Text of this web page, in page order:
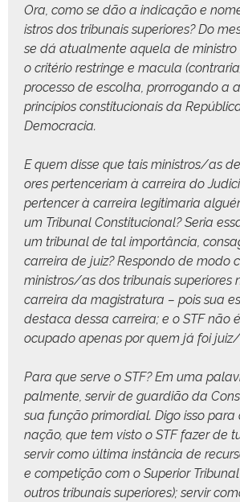
Ora, como se dão a indi­cação e
istros dos tri­bunais supe­ri­ores? Do
se dá atual­mente aque­la de min­istro
o critério restringe e mac­u­la
proces­so de escol­ha, pror­ro­gan­do a
princí­pios con­sti­tu­cionais da
Democracia.
E quem disse que tais ministros/as
ores per­tence­ri­am à car­reira do
per­tencer à car­reira legit­i­maria
um Tri­bunal Con­sti­tu­cional? Seria
um tri­bunal de tal importân­cia,
car­reira de juiz? Respon­do de modo
ministros/as dos tri­bunais supe­ri­ores
car­reira da mag­i­s­tratu­ra – pois sua
desta­ca dessa car­reira; e o STF não
ocu­pa­do ape­nas por quem já foi
Para que serve o STF? Em uma
pal­mente, servir de guardião da
sua função pri­mor­dial. Digo isso
nação, que tem vis­to o STF faz­er de
servir como últi­ma instân­cia de
e com­petição com o Supe­ri­or
out­ros tri­bunais supe­ri­ores); servir